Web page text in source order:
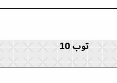
توب 10